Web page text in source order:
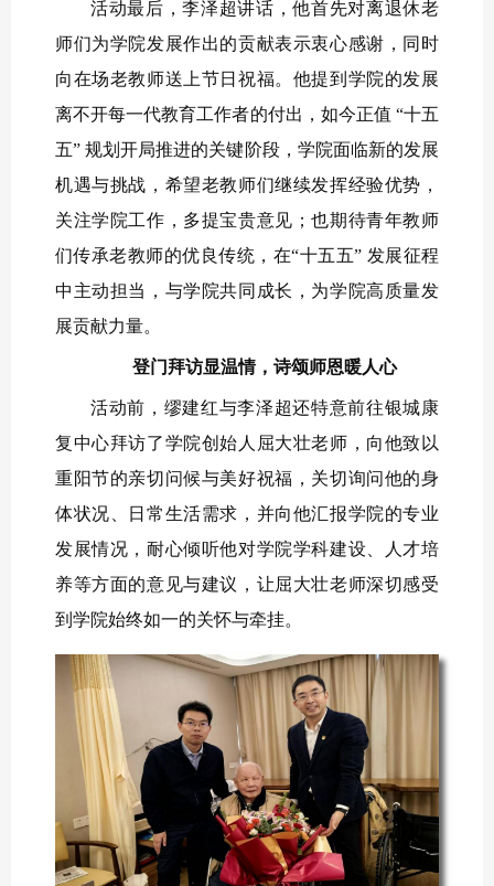
活动最后，李泽超讲话，他首先对离退休老
师们为学院发展作出的贡献表示衷心感谢，同时
向在场老教师送上节日祝福。他提到学院的发展
离不开每一代教育工作者的付出，如今正值 “十五
五” 规划开局推进的关键阶段，学院面临新的发展
机遇与挑战，希望老教师们继续发挥经验优势，
关注学院工作，多提宝贵意见；也期待青年教师
们传承老教师的优良传统，在“十五五” 发展征程
中主动担当，与学院共同成长，为学院高质量发
展贡献力量。
登门拜访显温情，诗颂师恩暖人心
活动前，缪建红与李泽超还特意前往银城康
复中心拜访了学院创始人屈大壮老师，向他致以
重阳节的亲切问候与美好祝福，关切询问他的身
体状况、日常生活需求，并向他汇报学院的专业
发展情况，耐心倾听他对学院学科建设、人才培
养等方面的意见与建议，让屈大壮老师深切感受
到学院始终如一的关怀与牵挂。